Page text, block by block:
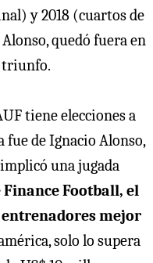
y 2018 (cuartos de
quedó fuera en
triunfo.
tiene elecciones a
fue de Ignacio Alonso,
una jugada
Finance Football, el
entrenadores mejor
solo lo supera